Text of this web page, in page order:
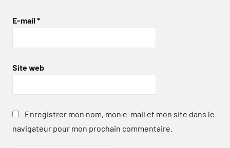
E-mail *
Site web
Enregistrer mon nom, mon e-mail et mon site dans le
navigateur pour mon prochain commentaire.